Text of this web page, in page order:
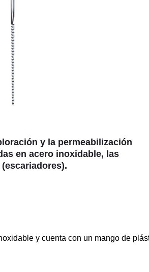
y la permeabilización
en acero inoxidable, las
y cuenta con un mango de